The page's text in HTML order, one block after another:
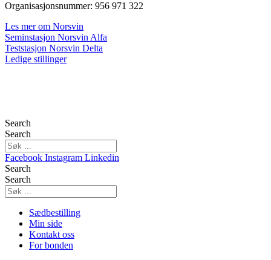
Organisasjonsnummer: 956 971 322
Les mer om Norsvin
Seminstasjon Norsvin Alfa
Teststasjon Norsvin Delta
Ledige stillinger
Search
Search
Facebook Instagram Linkedin
Search
Search
Sædbestilling
Min side
Kontakt oss
For bonden